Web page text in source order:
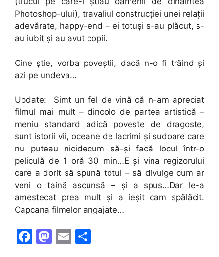
Photoshop-ului), travaliul construcției unei relații
adevărate, happy-end – ei totuși s-au plăcut, s-
au iubit și au avut copii.
Cine știe, vorba poveștii, dacă n-o fi trăind și
azi pe undeva…
Update: Simt un fel de vină că n-am apreciat
filmul mai mult – dincolo de partea artistică –
meniu standard adică poveste de dragoste,
sunt istorii vii, oceane de lacrimi și sudoare care
nu puteau nicidecum să-și facă locul într-o
peliculă de 1 oră 30 min…E și vina regizorului
care a dorit să spună totul – să divulge cum ar
veni o taină ascunsă – și a spus…Dar le-a
amestecat prea mult și a ieșit cam spălăcit.
Capcana filmelor angajate…
F
M E